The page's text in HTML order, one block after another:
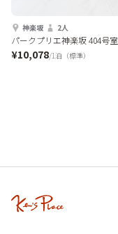
神楽坂 2人
パークプリエ神楽坂 404号室
¥10,078/1泊（標準）